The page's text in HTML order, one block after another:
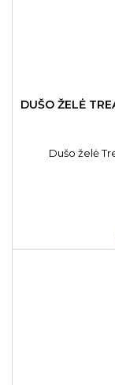
DUŠO ŽELĖ
Dušo želė